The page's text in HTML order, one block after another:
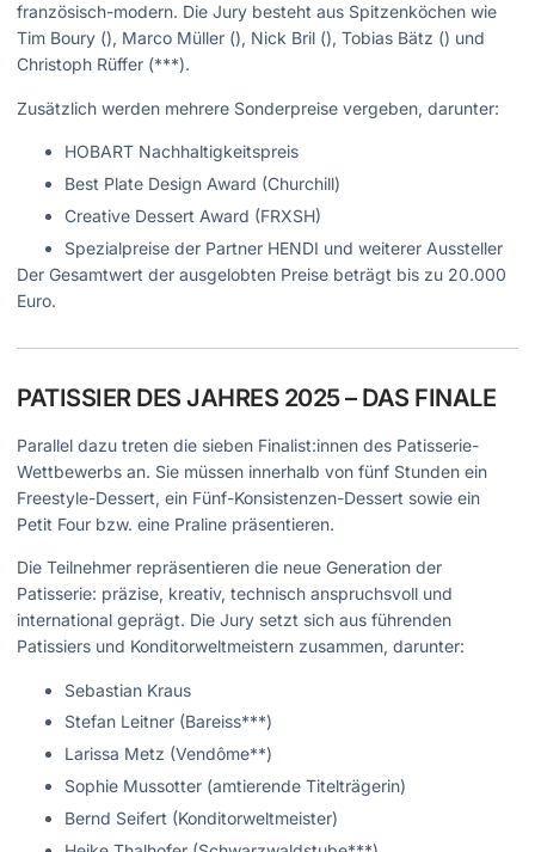
französisch-modern. Die Jury besteht aus Spitzenköchen wie
Tim Boury (), Marco Müller (), Nick Bril (), Tobias Bätz () und
Christoph Rüffer (***).
Zusätzlich werden mehrere Sonderpreise vergeben, darunter:
HOBART Nachhaltigkeitspreis
Best Plate Design Award (Churchill)
Creative Dessert Award (FRXSH)
Spezialpreise der Partner HENDI und weiterer Aussteller
Der Gesamtwert der ausgelobten Preise beträgt bis zu 20.000
Euro.
PATISSIER DES JAHRES 2025 – DAS FINALE
Parallel dazu treten die sieben Finalist:innen des Patisserie-
Wettbewerbs an. Sie müssen innerhalb von fünf Stunden ein
Freestyle-Dessert, ein Fünf-Konsistenzen-Dessert sowie ein
Petit Four bzw. eine Praline präsentieren.
Die Teilnehmer repräsentieren die neue Generation der
Patisserie: präzise, kreativ, technisch anspruchsvoll und
international geprägt. Die Jury setzt sich aus führenden
Patissiers und Konditorweltmeistern zusammen, darunter:
Sebastian Kraus
Stefan Leitner (Bareiss***)
Larissa Metz (Vendôme**)
Sophie Mussotter (amtierende Titelträgerin)
Bernd Seifert (Konditorweltmeister)